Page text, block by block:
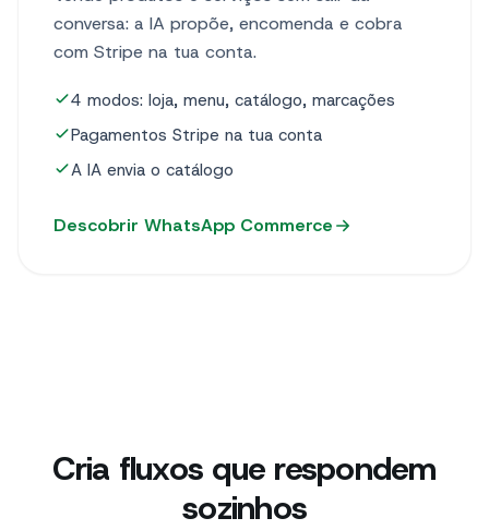
conversa: a IA propõe, encomenda e cobra
com Stripe na tua conta.
4 modos: loja, menu, catálogo, marcações
Pagamentos Stripe na tua conta
A IA envia o catálogo
Descobrir WhatsApp Commerce
Cria fluxos que respondem
sozinhos